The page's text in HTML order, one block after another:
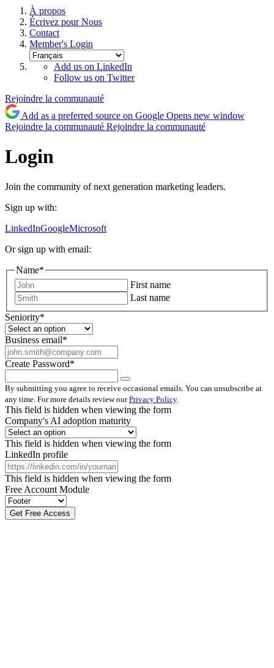
À propos
Écrivez pour Nous
Contact
Member's Login
Add us on LinkedIn
Follow us on Twitter
Rejoindre la communauté
Add as a preferred source on Google Opens new window
Rejoindre la communauté Rejoindre la communauté
Login
Join the community of next generation marketing leaders.
Sign up with:
LinkedInGoogleMicrosoft
Or sign up with email:
Name*
First name
Last name
Seniority*
Business email*
Create Password*
By submitting you agree to receive occasional emails. You can unsubscribe at
any time. For more details review ourPrivacy Policy.
This field is hidden when viewing the form
Company's AI adoption maturity
This field is hidden when viewing the form
LinkedIn profile
This field is hidden when viewing the form
Free Account Module